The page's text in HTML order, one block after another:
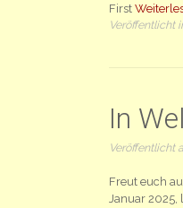
First
Veröffentlicht
In
Veröffentlicht
Freut euch
Januar 2025,